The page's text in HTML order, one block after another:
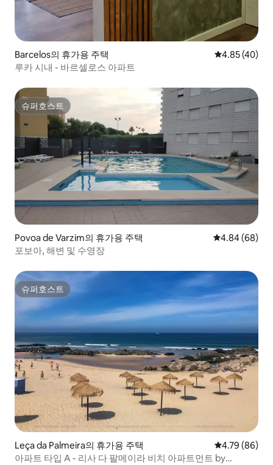
Barcelos의 휴가용 주택 평점 4.85점(5
4.85 (40)
루카 시내 - 바르셀로스 아파트
슈퍼호스트
슈퍼호스트
Povoa de Varzim의 휴가용 주택 평점 4.84점(5
4.84 (68)
포보아, 해변 및 수영장
슈퍼호스트
슈퍼호스트
Leça da Palmeira의 휴가용 주택 평점 4.79점(5
4.79 (86)
아파트 타입 A - 리사 다 팔메이라 비치 아파트먼트 by